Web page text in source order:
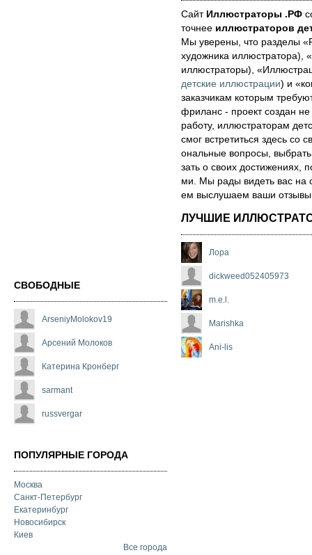
СВОБОДНЫЕ
ArseniyMolokov19
Арсений Молоков
Катерина Кронберг
sarmant
russvergar
ПОПУЛЯРНЫЕ ГОРОДА
Москва
Санкт-Петербург
Екатеринбург
Новосибирск
Киев
Все города
Сайт Иллюстраторы .РФ
точнее иллюстраторов
Мы уве­ре­ны, что раз­де­лы
художника иллюстратора),
иллюстраторы),
детские иллюстрации) и
за­каз­чи­кам которым
фри­ланс - про­ект соз­дан
ра­бо­ту, иллюстраторам
смог встре­тить­ся здесь со
ональ­ные воп­ро­сы,
зать о сво­их
ми. Мы рады ви­деть вас на
ем выс­лу­ша­ем ва­ши от­зы­вы
ЛУЧШИЕ
Лора
dickweed052405973
m.e.l.
Marishka
Ani-lis